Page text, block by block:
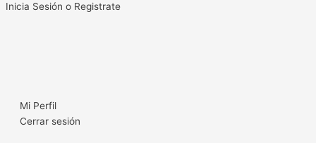
Inicia Sesión o Registrate
Mi Perfil
Cerrar sesión